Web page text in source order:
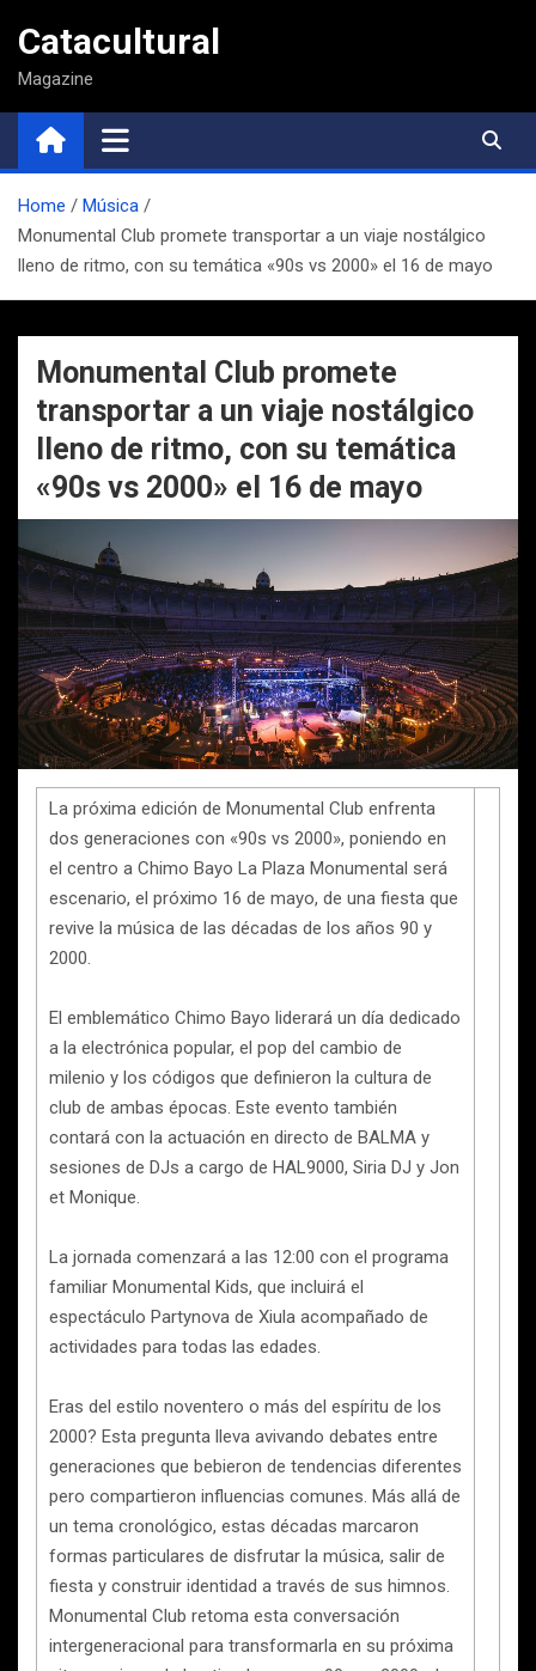
contenido
Catacultural
Magazine
Home
Música
Monumental Club promete transportar a un viaje nostálgico
lleno de ritmo, con su temática «90s vs 2000» el 16 de mayo
Monumental Club promete
transportar a un viaje nostálgico
lleno de ritmo, con su temática
«90s vs 2000» el 16 de mayo
La próxima edición de Monumental Club enfrenta
dos generaciones con «90s vs 2000», poniendo en
el centro a Chimo Bayo La Plaza Monumental será
escenario, el próximo 16 de mayo, de una fiesta que
revive la música de las décadas de los años 90 y
2000.
El emblemático Chimo Bayo liderará un día dedicado
a la electrónica popular, el pop del cambio de
milenio y los códigos que definieron la cultura de
club de ambas épocas. Este evento también
contará con la actuación en directo de BALMA y
sesiones de DJs a cargo de HAL9000, Siria DJ y Jon
et Monique.
La jornada comenzará a las 12:00 con el programa
familiar Monumental Kids, que incluirá el
espectáculo Partynova de Xiula acompañado de
actividades para todas las edades.
Eras del estilo noventero o más del espíritu de los
2000? Esta pregunta lleva avivando debates entre
generaciones que bebieron de tendencias diferentes
pero compartieron influencias comunes. Más allá de
un tema cronológico, estas décadas marcaron
formas particulares de disfrutar la música, salir de
fiesta y construir identidad a través de sus himnos.
Monumental Club retoma esta conversación
intergeneracional para transformarla en su próxima